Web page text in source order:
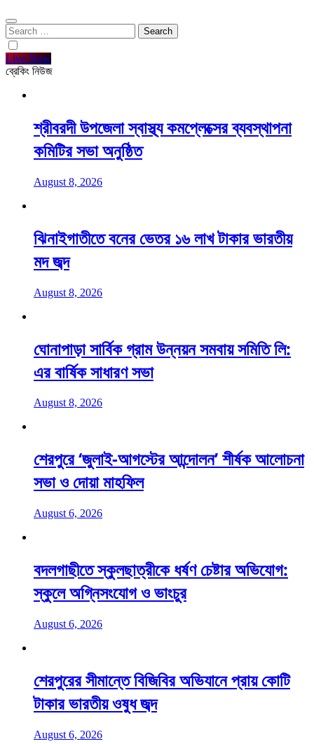
Search
for:
Live Now
ব্রেকিং নিউজ
শ্রীবরদী উপজেলা স্বাস্থ্য কমপ্লেক্সের ব্যবস্থাপনা
কমিটির সভা অনুষ্ঠিত
August 8, 2026
ঝিনাইগাতীতে বনের ভেতর ১৬ লাখ টাকার ভারতীয়
মদ জব্দ
August 8, 2026
ঘোনাপাড়া সার্বিক গ্রাম উন্নয়ন সমবায় সমিতি লি:
এর বার্ষিক সাধারণ সভা
August 8, 2026
শেরপুরে ‘জুলাই-আগস্টের আন্দোলন’ শীর্ষক আলোচনা
সভা ও দোয়া মাহফিল
August 6, 2026
বদলগাছীতে স্কুলছাত্রীকে ধর্ষণ চেষ্টার অভিযোগ:
স্কুলে অগ্নিসংযোগ ও ভাংচুর
August 6, 2026
শেরপুরের সীমান্তে বিজিবির অভিযানে প্রায় কোটি
টাকার ভারতীয় ওষুধ জব্দ
August 6, 2026